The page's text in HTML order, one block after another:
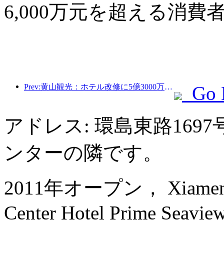
6,000万元を超える消費
Prev:黄山観光：ホテル改修に5億3000万元を投資する計画
Go
アドレス: 環島東路
ンターの隣です。
2011年オープン，
Center Hotel Prime